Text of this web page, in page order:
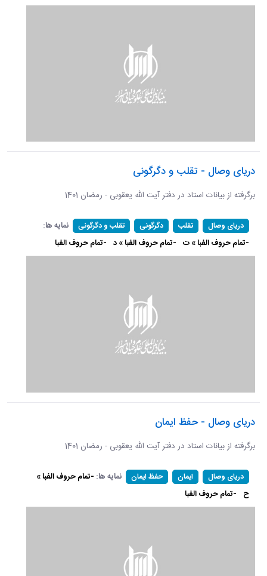
دریای وصال - تقلب و دگرگونی
برگرفته از بیانات استاد در دفتر آیت الله یعقوبی - رمضان 1401
دریای وصال تقلب دگرگونی تقلب و دگرگونی
نمایه ها:
-تمام حروف الفبا » ت -تمام حروف الفبا » د -تمام حروف الفبا
دریای وصال - حفظ ایمان
برگرفته از بیانات استاد در دفتر آیت الله یعقوبی - رمضان 1401
دریای وصال ایمان حفظ ایمان نمایه ها: -تمام حروف الفبا »
ح -تمام حروف الفبا